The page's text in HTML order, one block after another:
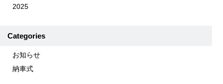
2025
Categories
お知らせ
納車式